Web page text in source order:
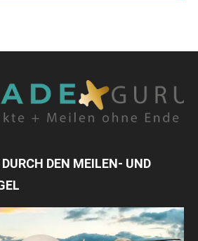
DEN MEILEN- UND